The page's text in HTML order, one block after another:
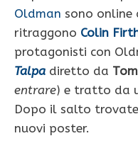
Oldman sono online
ritraggono Colin
protagonisti con
Talpa diretto da
entrare) e tratto da
Dopo il salto
nuovi poster.